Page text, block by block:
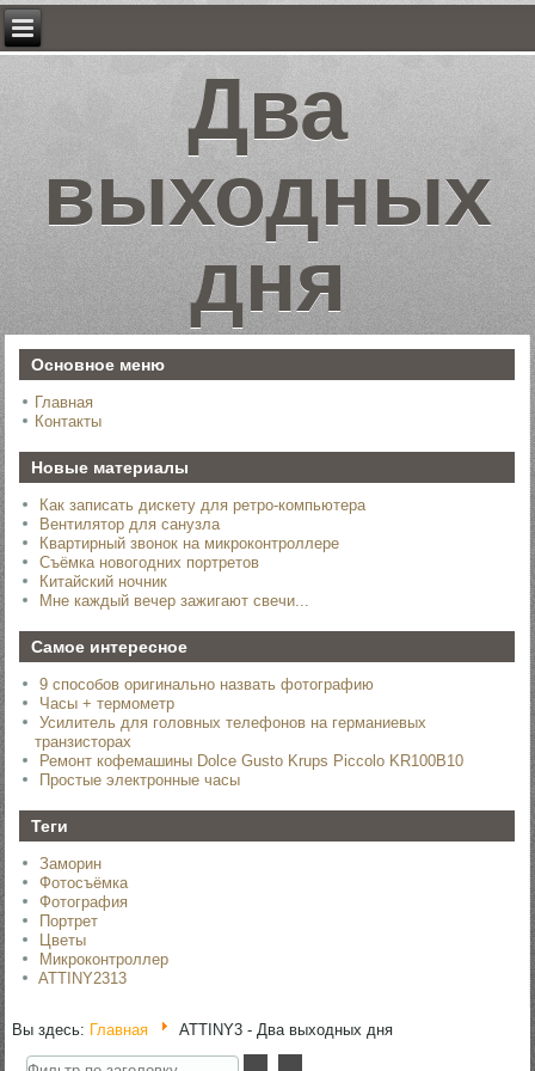
Два
выходных
дня
Основное меню
Главная
Контакты
Новые материалы
Как записать дискету для ретро-компьютера
Вентилятор для санузла
Квартирный звонок на микроконтроллере
Съёмка новогодних портретов
Китайский ночник
Мне каждый вечер зажигают свечи...
Самое интересное
9 способов оригинально назвать фотографию
Часы + термометр
Усилитель для головных телефонов на германиевых
транзисторах
Ремонт кофемашины Dolce Gusto Krups Piccolo KR100B10
Простые электронные часы
Теги
Заморин
Фотосъёмка
Фотография
Портрет
Цветы
Микроконтроллер
ATTINY2313
Вы здесь: Главная
ATTINY3 - Два выходных дня
Фильтр